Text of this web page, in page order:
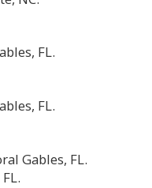
FL.
FL.
Gables, FL.